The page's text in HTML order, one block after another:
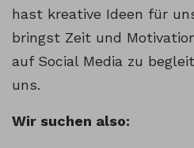
hast kreative Ideen für
bringst Zeit und
auf Social Media zu
uns.
Wir suchen also: